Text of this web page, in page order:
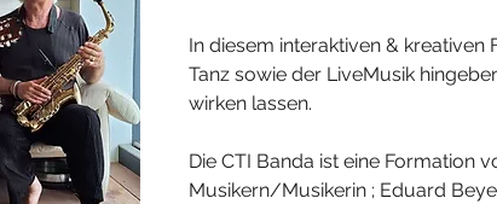
In diesem interaktiven &
Tanz sowie der LiveMusik
wirken lassen.
Die CTI Banda ist eine Formation
Musikern/Musikerin ; Eduard